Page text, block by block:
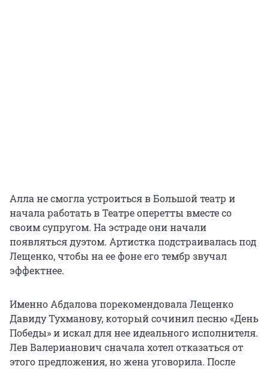
Алла не смогла устроиться в Большой театр и
начала работать в Театре оперетты вместе со
своим супругом. На эстраде они начали
появляться дуэтом. Артистка подстраивалась под
Лещенко, чтобы на ее фоне его тембр звучал
эффектнее.
Именно Абдалова порекомендовала Лещенко
Давиду Тухманову, который сочинил песню «День
Победы» и искал для нее идеального исполнителя.
Лев Валерианович сначала хотел отказаться от
этого предложения, но жена уговорила. После